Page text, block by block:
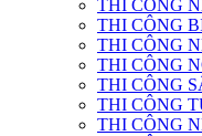
THI CÔNG
THI CÔNG
THI CÔNG
THI CÔNG
THI CÔNG
THI CÔNG
THI CÔNG